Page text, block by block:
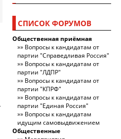
СПИСОК ФОРУМОВ
Общественная приёмная
Вопросы к кандидатам от
партии "Справедливая Россия"
Вопросы к кандидатам от
партии "ЛДПР"
Вопросы к кандидатам от
партии "КПРФ"
Вопросы к кандидатам от
партии "Единая Россия"
Вопросы к кандидатам
идущим самовыдвижением
Общественные